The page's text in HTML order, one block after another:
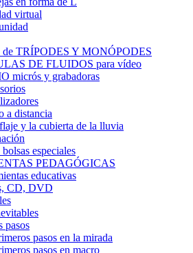
virtual
de TRÍPODES Y MONÓPODES
DE FLUIDOS para vídeo
micrós y grabadoras
a distancia
y la cubierta de la lluvia
especiales
PEDAGÓGICAS
educativas
CD, DVD
pasos
pasos en la mirada
pasos en macro